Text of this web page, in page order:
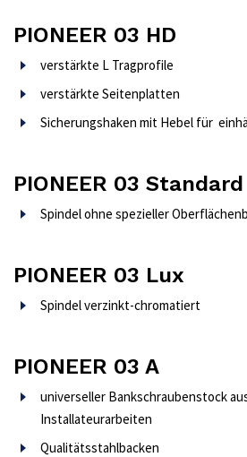
PIONEER 03 HD
verstärkte L Tragprofile
verstärkte Seitenplatten
Sicherungshaken mit Hebel für
PIONEER 03 Standard
Spindel ohne spezieller
PIONEER 03 Lux
Spindel verzinkt-chromatiert
PIONEER 03 A
universeller Bankschraubenstock
Installateurarbeiten
Qualitätsstahlbacken